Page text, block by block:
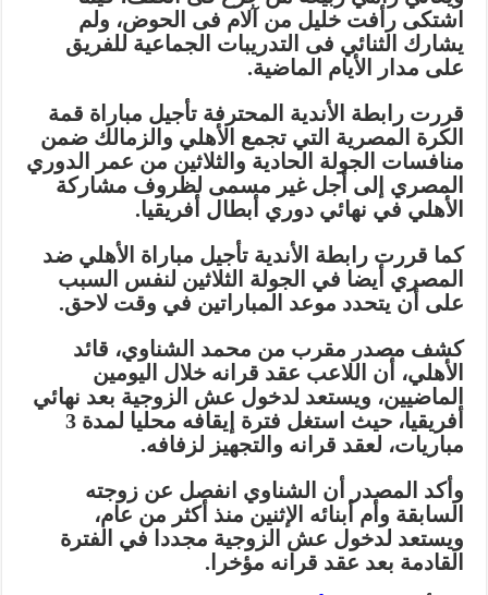
اشتكى رأفت خليل من آلام فى الحوض، ولم
يشارك الثنائي فى التدريبات الجماعية للفريق
على مدار الأيام الماضية.
قررت رابطة الأندية المحترفة تأجيل مباراة قمة
الكرة المصرية التي تجمع الأهلي والزمالك ضمن
منافسات الجولة الحادية والثلاثين من عمر الدوري
المصري إلى أجل غير مسمى لظروف مشاركة
الأهلي في نهائي دوري أبطال أفريقيا.
كما قررت رابطة الأندية تأجيل مباراة الأهلي ضد
المصري أيضا في الجولة الثلاثين لنفس السبب
على أن يتحدد موعد المباراتين في وقت لاحق.
كشف مصدر مقرب من محمد الشناوي، قائد
الأهلي، أن اللاعب عقد قرانه خلال اليومين
الماضيين، ويستعد لدخول عش الزوجية بعد نهائي
أفريقيا، حيث استغل فترة إيقافه محليا لمدة 3
مباريات، لعقد قرانه والتجهيز لزفافه.
وأكد المصدر أن الشناوي انفصل عن زوجته
السابقة وأم أبنائه الإثنين منذ أكثر من عام،
ويستعد لدخول عش الزوجية مجددا في الفترة
القادمة بعد عقد قرانه مؤخرا.